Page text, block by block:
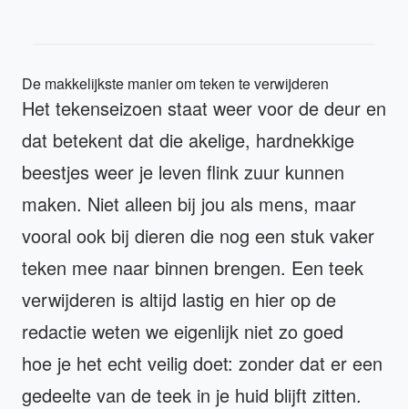
De makkelijkste manier om teken te verwijderen
Het tekenseizoen staat weer voor de deur en
dat betekent dat die akelige, hardnekkige
beestjes weer je leven flink zuur kunnen
maken. Niet alleen bij jou als mens, maar
vooral ook bij dieren die nog een stuk vaker
teken mee naar binnen brengen. Een teek
verwijderen is altijd lastig en hier op de
redactie weten we eigenlijk niet zo goed
hoe je het echt veilig doet: zonder dat er een
gedeelte van de teek in je huid blijft zitten.